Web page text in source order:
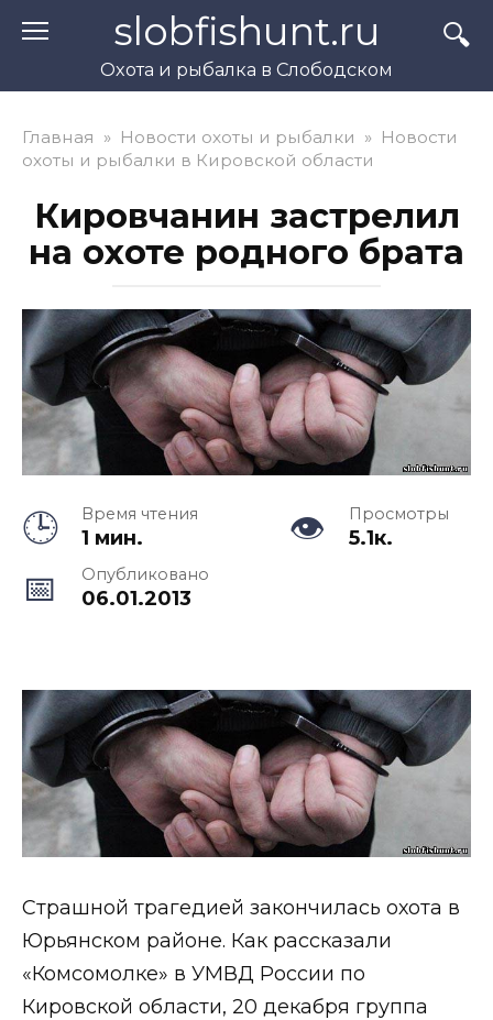
slobfishunt.ru
Охота и рыбалка в Слободском
Главная » Новости охоты и рыбалки » Новости
охоты и рыбалки в Кировской области
Кировчанин застрелил
на охоте родного брата
Время чтения
1 мин.
Просмотры
5.1к.
Опубликовано
06.01.2013
Страшной трагедией закончилась охота в
Юрьянском районе. Как рассказали
«Комсомолке» в УМВД России по
Кировской области, 20 декабря группа